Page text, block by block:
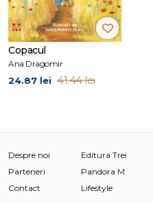
Copacul
Ana Dragomir
24.87 lei 41.44 lei
Despre noi
Parteneri
Contact
Editura Trei
Pandora M
Lifestyle